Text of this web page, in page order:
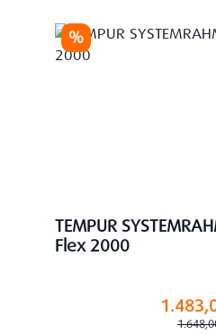
Rabatt
%
TEMPUR
Flex 2000
Verkaufspreis: